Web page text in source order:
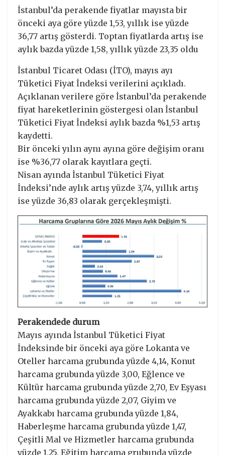
İstanbul’da perakende fiyatlar mayısta bir
önceki aya göre yüzde 1,53, yıllık ise yüzde
36,77 artış gösterdi. Toptan fiyatlarda artış ise
aylık bazda yüzde 1,58, yıllık yüzde 23,35 oldu
İstanbul Ticaret Odası (İTO), mayıs ayı
Tüketici Fiyat İndeksi verilerini açıkladı.
Açıklanan verilere göre İstanbul’da perakende
fiyat hareketlerinin göstergesi olan İstanbul
Tüketici Fiyat İndeksi aylık bazda %1,53 artış
kaydetti.
Bir önceki yılın aynı ayına göre değişim oranı
ise %36,77 olarak kayıtlara geçti.
Nisan ayında İstanbul Tüketici Fiyat
İndeksi’nde aylık artış yüzde 3,74, yıllık artış
ise yüzde 36,83 olarak gerçekleşmişti.
Perakendede durum
Mayıs ayında İstanbul Tüketici Fiyat
İndeksinde bir önceki aya göre Lokanta ve
Oteller harcama grubunda yüzde 4,14, Konut
harcama grubunda yüzde 3,00, Eğlence ve
Kültür harcama grubunda yüzde 2,70, Ev Eşyası
harcama grubunda yüzde 2,07, Giyim ve
Ayakkabı harcama grubunda yüzde 1,84,
Haberleşme harcama grubunda yüzde 1,47,
Çeşitli Mal ve Hizmetler harcama grubunda
yüzde 1,25, Eğitim harcama grubunda yüzde